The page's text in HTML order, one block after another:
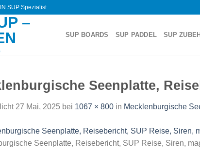
SUP Spezialist
SUP BOARDS SUP PADDEL SUP
Seenplatte,
27 Mai, 2025 bei 1067 × 800 in Mecklenburgische
Seenplatte, Reisebericht, SUP Reise, Siren,